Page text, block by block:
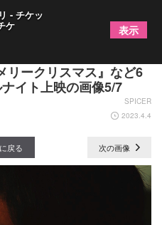
つとめた109シネマズプ
ークリスマス』など6
イト上映の画像5/7
SPICER
2023.4.4
戻る 次の画像
- チケッ
ケ 表示